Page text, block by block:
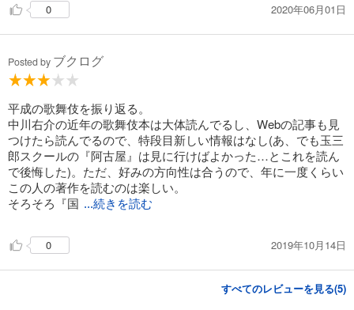
0 2020年06月01日
Posted by ブクログ
平成の歌舞伎を振り返る。
中川右介の近年の歌舞伎本は大体読んでるし、Webの記事も見
つけたら読んでるので、特段目新しい情報はなし(あ、でも玉三
郎スクールの『阿古屋』は見に行けばよかった…とこれを読ん
で後悔した)。ただ、好みの方向性は合うので、年に一度くらい
この人の著作を読むのは楽しい。
そろそろ『国 ...続きを読む
0 2019年10月14日
すべてのレビューを見る(5)